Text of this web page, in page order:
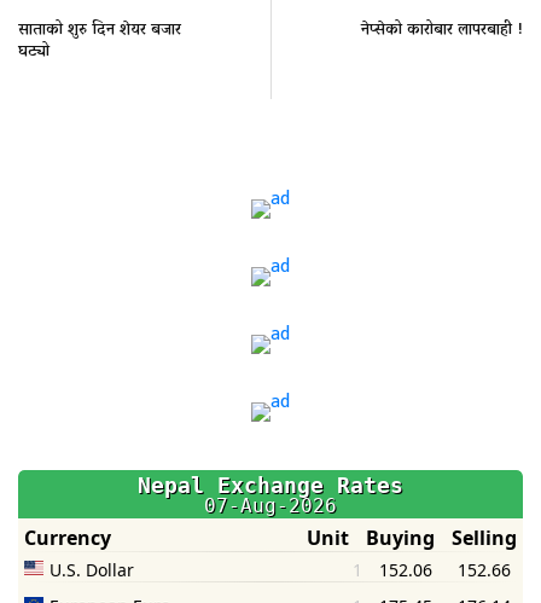
साताको शुरु दिन शेयर बजार
घट्यो
नेप्सेको कारोबार लापरबाही !